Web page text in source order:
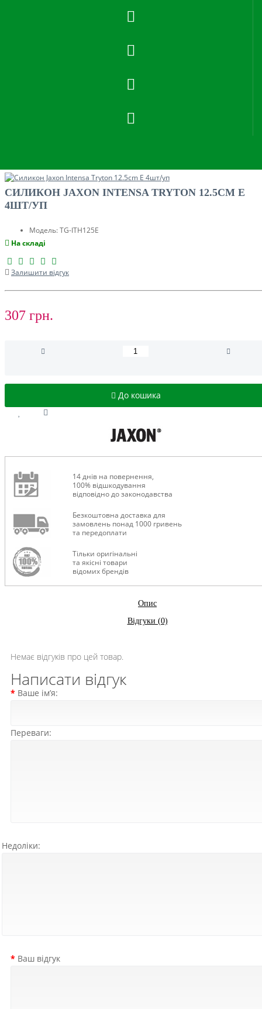
СИЛИКОН JAXON INTENSA TRYTON 12.5CM E
4ШТ/УП
Модель:TG-ITH125E
На складі
Залишити відгук
307 грн.
До кошика
14 днів на повернення,
100% відшкодування
відповідно до законодавства
Безкоштовна доставка для
замовлень понад 1000 гривень
та передоплати
Тільки оригінальні
та якісні товари
відомих брендів
Опис
Відгуки (0)
Немає відгуків про цей товар.
Написати відгук
Ваше ім’я:
Переваги:
Недоліки:
Ваш відгук